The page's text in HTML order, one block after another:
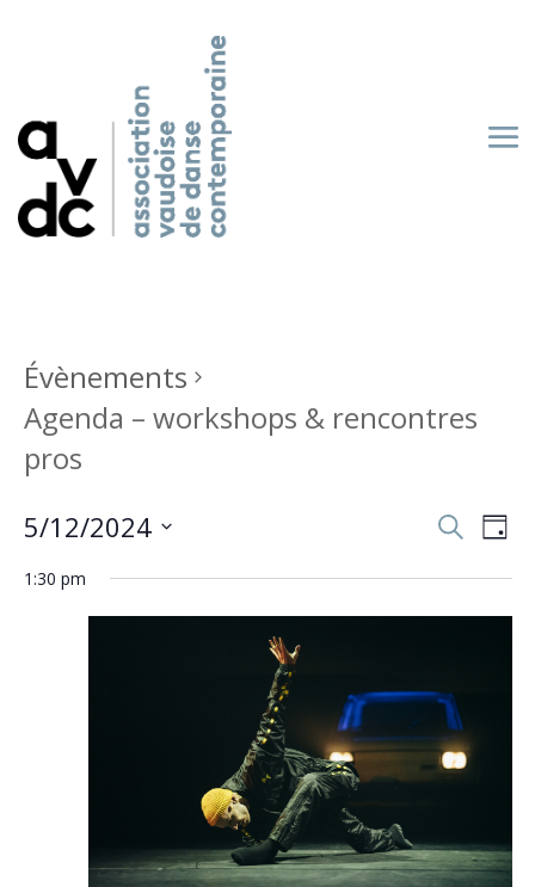
Évènements
Agenda – workshops & rencontres
pros
et
de
vues
Recherche
de
Jour
5/12/2024
une
1:30 pm